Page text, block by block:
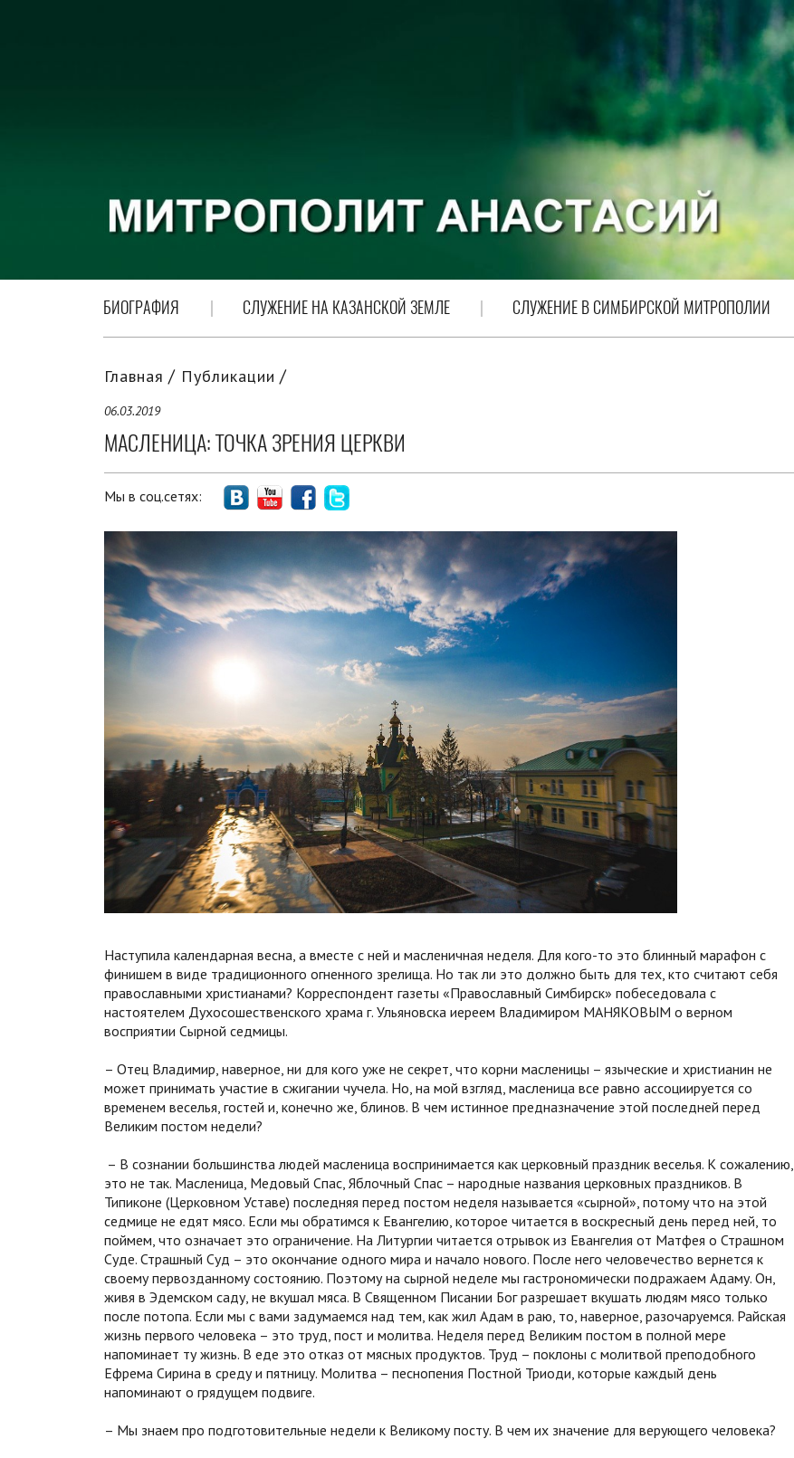
БИОГРАФИЯ СЛУЖЕНИЕ НА КАЗАНСКОЙ ЗЕМЛЕ СЛУЖЕНИЕ В СИМБИРСКОЙ МИТРОПОЛИИ
Главная Публикации
06.03.2019
МАСЛЕНИЦА: ТОЧКА ЗРЕНИЯ ЦЕРКВИ
Мы в соц.сетях:
Наступила календарная весна, а вместе с ней и масленичная неделя. Для кого-то это блинный марафон с
финишем в виде традиционного огненного зрелища. Но так ли это должно быть для тех, кто считают себя
православными христианами? Корреспондент газеты «Православный Симбирск» побеседовала с
настоятелем Духосошественского храма г. Ульяновска иереем Владимиром МАНЯКОВЫМ о верном
восприятии Сырной седмицы.
– Отец Владимир, наверное, ни для кого уже не секрет, что корни масленицы – языческие и христианин не
может принимать участие в сжигании чучела. Но, на мой взгляд, масленица все равно ассоциируется со
временем веселья, гостей и, конечно же, блинов. В чем истинное предназначение этой последней перед
Великим постом недели?
– В сознании большинства людей масленица воспринимается как церковный праздник веселья. К сожалению,
это не так. Масленица, Медовый Спас, Яблочный Спас – народные названия церковных праздников. В
Типиконе (Церковном Уставе) последняя перед постом неделя называется «сырной», потому что на этой
седмице не едят мясо. Если мы обратимся к Евангелию, которое читается в воскресный день перед ней, то
поймем, что означает это ограничение. На Литургии читается отрывок из Евангелия от Матфея о Страшном
Суде. Страшный Суд – это окончание одного мира и начало нового. После него человечество вернется к
своему первозданному состоянию. Поэтому на сырной неделе мы гастрономически подражаем Адаму. Он,
живя в Эдемском саду, не вкушал мяса. В Священном Писании Бог разрешает вкушать людям мясо только
после потопа. Если мы с вами задумаемся над тем, как жил Адам в раю, то, наверное, разочаруемся. Райская
жизнь первого человека – это труд, пост и молитва. Неделя перед Великим постом в полной мере
напоминает ту жизнь. В еде это отказ от мясных продуктов. Труд – поклоны с молитвой преподобного
Ефрема Сирина в среду и пятницу. Молитва – песнопения Постной Триоди, которые каждый день
напоминают о грядущем подвиге.
– Мы знаем про подготовительные недели к Великому посту. В чем их значение для верующего человека?